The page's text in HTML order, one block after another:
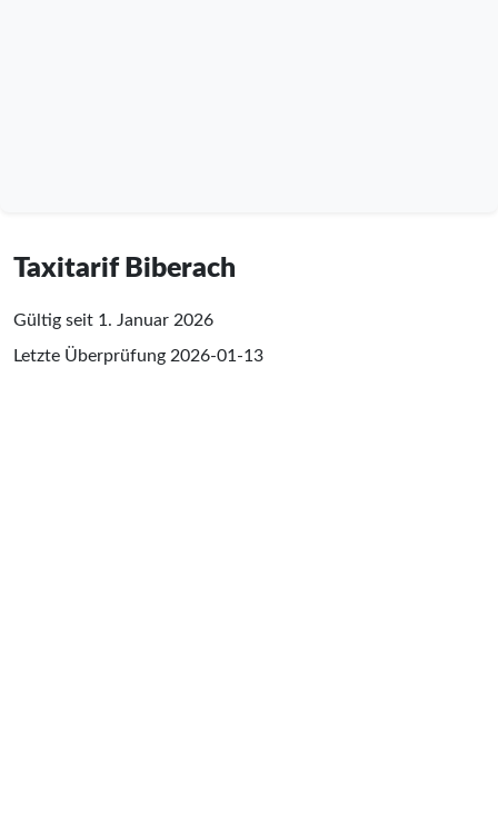
Taxitarif Biberach
Gültig seit 1. Januar 2026
Letzte Überprüfung 2026-01-13